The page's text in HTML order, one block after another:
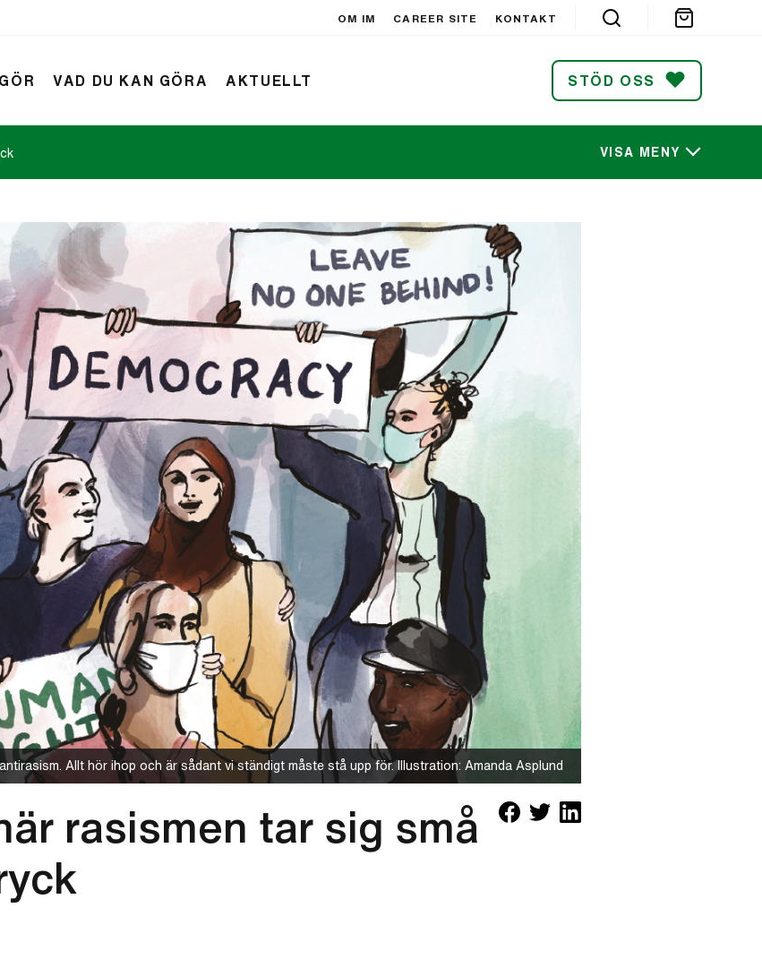
OM IM CAREER SITE KONTAKT
VAD DU KAN GÖRA AKTUELLT STÖD OSS
SÖK
VISA MENY
Allt hör ihop och är sådant vi ständigt måste stå upp för. Illustration: Amanda Asplund
rasismen tar sig små